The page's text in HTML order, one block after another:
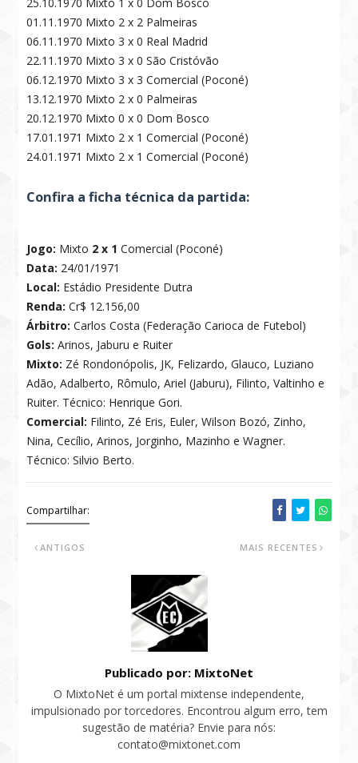
25.10.1970 Mixto 1 x 0 Dom Bosco
01.11.1970 Mixto 2 x 2 Palmeiras
06.11.1970 Mixto 3 x 0 Real Madrid
22.11.1970 Mixto 3 x 0 São Cristóvão
06.12.1970 Mixto 3 x 3 Comercial (Poconé)
13.12.1970 Mixto 2 x 0 Palmeiras
20.12.1970 Mixto 0 x 0 Dom Bosco
17.01.1971 Mixto 2 x 1 Comercial (Poconé)
24.01.1971 Mixto 2 x 1 Comercial (Poconé)
Confira a ficha técnica da partida:
Jogo: Mixto 2 x 1 Comercial (Poconé)
Data: 24/01/1971
Local: Estádio Presidente Dutra
Renda: Cr$ 12.156,00
Árbitro: Carlos Costa (Federação Carioca de Futebol)
Gols: Arinos, Jaburu e Ruiter
Mixto: Zé Rondonópolis, JK, Felizardo, Glauco, Luziano
Adão, Adalberto, Rômulo, Ariel (Jaburu), Filinto, Valtinho e
Ruiter. Técnico: Henrique Gori.
Comercial: Filinto, Zé Eris, Euler, Wilson Bozó, Zinho,
Nina, Cecílio, Arinos, Jorginho, Mazinho e Wagner.
Técnico: Silvio Berto.
Compartilhar:
MAIS RECENTES
ANTIGOS
Publicado por: MixtoNet
O MixtoNet é um portal mixtense independente,
impulsionado por torcedores. Encontrou algum erro, tem
sugestão de matéria? Envie para nós:
contato@mixtonet.com